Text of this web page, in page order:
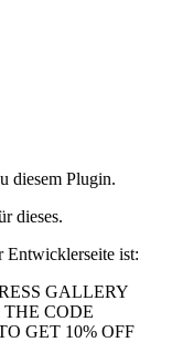
diesem Plugin.
dieses.
Entwicklerseite ist:
GALLERY
CODE
GET 10% OFF